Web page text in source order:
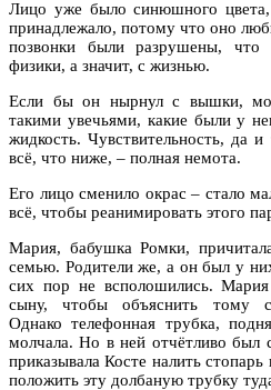
Лицо уже было синюшного
принадлежало, потому что оно
позвонки были разрушены, что
физики, а значит, с жизнью.
Если бы он нырнул с вышки,
такими увечьями, какие были у
жидкость. Чувствительность, да
всё, что ниже, – полная немота.
Его лицо сменило окрас – стало
всё, чтобы реанимировать этого
Мария, бабушка Ромки,
семью. Родители же, а он был у
сих пор не всполошились. Мария
сыну, чтобы объяснить тому
Однако телефонная трубка,
молчала. Но в ней отчётливо был
приказывала Косте налить
положить эту долбаную трубку